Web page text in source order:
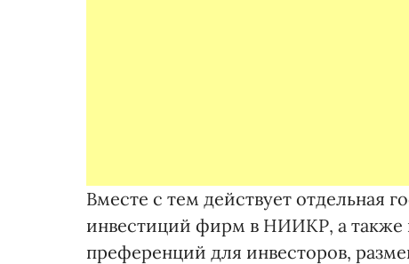
Вместе с тем действует отдельная
инвестиций фирм в НИИКР, а также
преференций для инвесторов,